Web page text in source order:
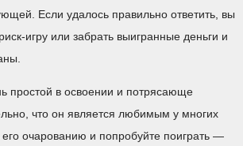
Если удалось правильно ответить, вы
игру или забрать выигранные деньги и
простой в освоении и потрясающе
что он является любимым у многих
его очарованию и попробуйте поиграть —